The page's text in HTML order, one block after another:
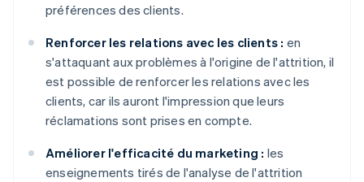
préférences des clients.
Renforcer les relations avec les clients : en
s'attaquant aux problèmes à l'origine de l'attrition, il
est possible de renforcer les relations avec les
clients, car ils auront l'impression que leurs
réclamations sont prises en compte.
Améliorer l'efficacité du marketing : les
enseignements tirés de l'analyse de l'attrition